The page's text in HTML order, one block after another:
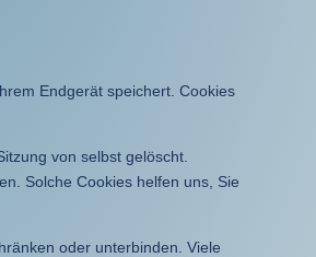
Endgerät speichert. Cookies
von selbst gelöscht.
Solche Cookies helfen uns, Sie
oder unterbinden. Viele